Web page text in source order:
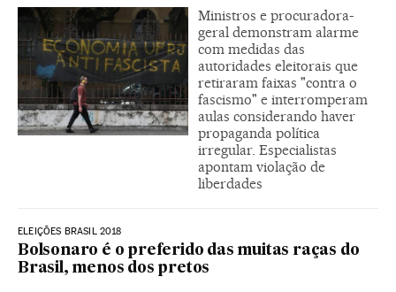
Ministros e procuradora-
geral demonstram alarme
com medidas das
autoridades eleitorais que
retiraram faixas "contra o
fascismo" e interromperam
aulas considerando haver
propaganda política
irregular. Especialistas
apontam violação de
liberdades
ELEIÇÕES BRASIL 2018
Bolsonaro é o preferido das muitas raças do
Brasil, menos dos pretos